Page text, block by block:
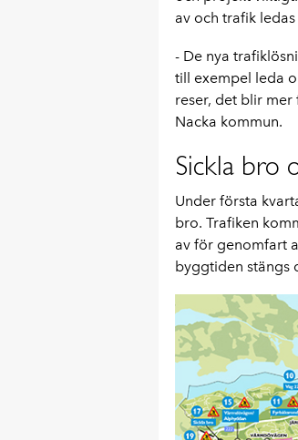
av och trafik
- De nya
till exempel leda
reser, det blir
Nacka kommun.
Sickla bro
Under första
bro. Trafiken
av för genomfart
byggtiden stängs